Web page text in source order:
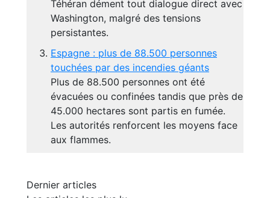
Téhéran dément tout dialogue direct avec
Washington, malgré des tensions
persistantes.
Espagne : plus de 88.500 personnes
touchées par des incendies géants
Plus de 88.500 personnes ont été
évacuées ou confinées tandis que près de
45.000 hectares sont partis en fumée.
Les autorités renforcent les moyens face
aux flammes.
Dernier articles